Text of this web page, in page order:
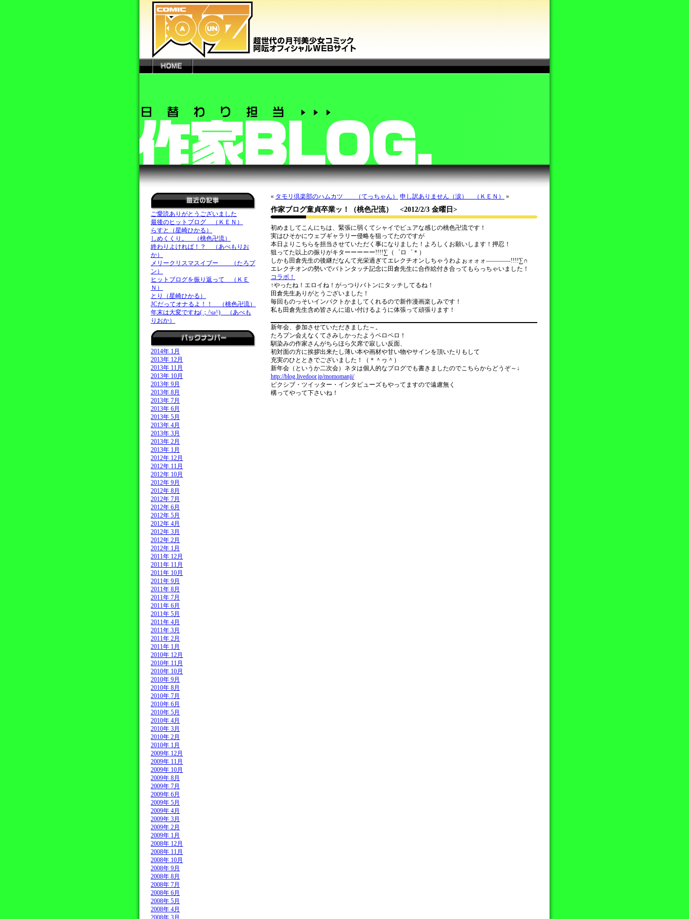
ご愛読ありがとうございました
最後のヒットブログ （ＫＥＮ）
らすと（星崎ひかる）
しめくくり。 （桃色卍流）
終わりよければ！？ （あべもりお
か）
メリークリスマスイブー （たろプ
ン）
ヒットブログを振り返って （ＫＥ
Ｎ）
とり（星崎ひかる）
JCだってオナるよ！！ （桃色卍流）
年末は大変ですね(；^ω^) （あべも
りおか）
2014年 1月
2013年 12月
2013年 11月
2013年 10月
2013年 9月
2013年 8月
2013年 7月
2013年 6月
2013年 5月
2013年 4月
2013年 3月
2013年 2月
2013年 1月
2012年 12月
2012年 11月
2012年 10月
2012年 9月
2012年 8月
2012年 7月
2012年 6月
2012年 5月
2012年 4月
2012年 3月
2012年 2月
2012年 1月
2011年 12月
2011年 11月
2011年 10月
2011年 9月
2011年 8月
2011年 7月
2011年 6月
2011年 5月
2011年 4月
2011年 3月
2011年 2月
2011年 1月
2010年 12月
2010年 11月
2010年 10月
2010年 9月
2010年 8月
2010年 7月
2010年 6月
2010年 5月
2010年 4月
2010年 3月
2010年 2月
2010年 1月
2009年 12月
2009年 11月
2009年 10月
2009年 8月
2009年 7月
2009年 6月
2009年 5月
2009年 4月
2009年 3月
2009年 2月
2009年 1月
2008年 12月
2008年 11月
2008年 10月
2008年 9月
2008年 8月
2008年 7月
2008年 6月
2008年 5月
2008年 4月
2008年 3月
« タモリ倶楽部のハムカツ （てっちゃん） 申し訳ありません（涙） （ＫＥＮ） »
作家ブログ童貞卒業ッ！（桃色卍流） <2012/2/3 金曜日>
初めましてこんにちは、緊張に弱くてシャイでピュアな感じの桃色卍流です！
実はひそかにウェブギャラリー侵略を狙ってたのですが
本日よりこちらを担当させていただく事になりました！よろしくお願いします！押忍！
狙ってた以上の振りがキターーーーー!!!!∑（゜ロ゜＊）
しかも田倉先生の後継だなんて光栄過ぎてエレクチオンしちゃうわよぉォォォ――――!!!!∑∩
エレクチオンの勢いでバトンタッチ記念に田倉先生に合作絵付き合ってもらっちゃいました！
コラボ！
↑やったね！エロイね！がっつりバトンにタッチしてるね！
田倉先生ありがとうございました！
毎回ものっそいインパクトかましてくれるので新作漫画楽しみです！
私も田倉先生含め皆さんに追い付けるように体張って頑張ります！
新年会、参加させていただきました～。
たろプン会えなくてさみしかったようペロペロ！
馴染みの作家さんがちらほら欠席で寂しい反面、
初対面の方に挨拶出来たし薄い本や画材や甘い物やサインを頂いたりもして
充実のひとときでございました！（＊＾ヮ＾）
新年会（というか二次会）ネタは個人的なブログでも書きましたのでこちらからどうぞ～↓
http://blog.livedoor.jp/momomanji/
ピクシブ・ツイッター・インタビューズもやってますので遠慮無く
構ってやって下さいね！